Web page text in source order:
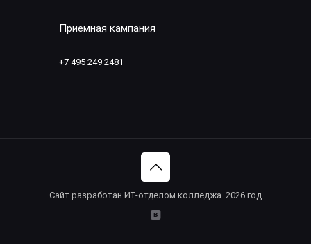
Приемная кампания
+7 495 249 2481
Сайт разработан ИТ-отделом колледжа. 2026 год